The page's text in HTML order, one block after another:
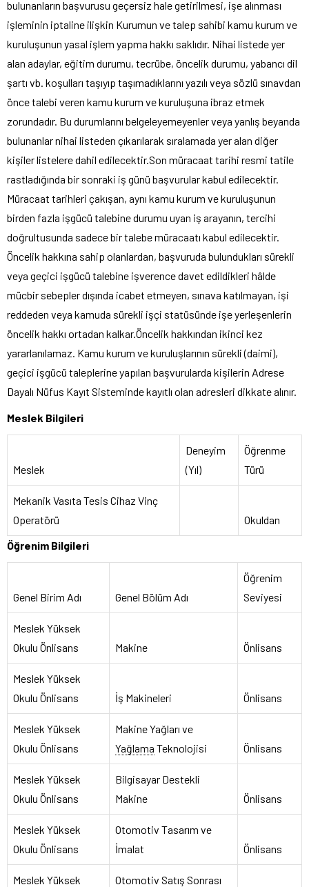
bulunanların başvurusu geçersiz hale getirilmesi, işe alınması
işleminin iptaline ilişkin Kurumun ve talep sahibi kamu kurum ve
kuruluşunun yasal işlem yapma hakkı saklıdır. Nihai listede yer
alan adaylar, eğitim durumu, tecrübe, öncelik durumu, yabancı dil
şartı vb. koşulları taşıyıp taşımadıklarını yazılı veya sözlü sınavdan
önce talebi veren kamu kurum ve kuruluşuna ibraz etmek
zorundadır. Bu durumlarını belgeleyemeyenler veya yanlış beyanda
bulunanlar nihai listeden çıkarılarak sıralamada yer alan diğer
kişiler listelere dahil edilecektir.Son müracaat tarihi resmi tatile
rastladığında bir sonraki iş günü başvurular kabul edilecektir.
Müracaat tarihleri çakışan, aynı kamu kurum ve kuruluşunun
birden fazla işgücü talebine durumu uyan iş arayanın, tercihi
doğrultusunda sadece bir talebe müracaatı kabul edilecektir.
Öncelik hakkına sahip olanlardan, başvuruda bulundukları sürekli
veya geçici işgücü talebine işverence davet edildikleri hâlde
mücbir sebepler dışında icabet etmeyen, sınava katılmayan, işi
reddeden veya kamuda sürekli işçi statüsünde işe yerleşenlerin
öncelik hakkı ortadan kalkar.Öncelik hakkından ikinci kez
yararlanılamaz. Kamu kurum ve kuruluşlarının sürekli (daimi),
geçici işgücü taleplerine yapılan başvurularda kişilerin Adrese
Dayalı Nüfus Kayıt Sisteminde kayıtlı olan adresleri dikkate alınır.
Meslek Bilgileri
Meslek
Deneyim
(Yıl)
Öğrenme
Türü
Mekanik Vasıta Tesis Cihaz Vinç
Operatörü
Okuldan
Öğrenim Bilgileri
Genel Birim Adı Genel Bölüm Adı
Öğrenim
Seviyesi
Meslek Yüksek
Okulu Önlisans
Makine Önlisans
Meslek Yüksek
Okulu Önlisans
İş Makineleri Önlisans
Meslek Yüksek
Okulu Önlisans
Makine Yağları ve
Yağlama Teknolojisi Önlisans
Meslek Yüksek
Okulu Önlisans
Bilgisayar Destekli
Makine
Önlisans
Meslek Yüksek
Okulu Önlisans
Otomotiv Tasarım ve
İmalat
Önlisans
Meslek Yüksek
Otomotiv Satış Sonrası